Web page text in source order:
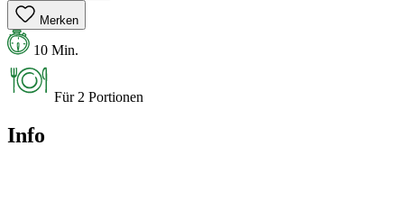
Merken
10 Min.
Für 2 Portionen
Info